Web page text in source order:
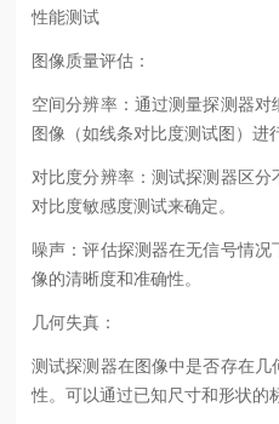
性能测试
图像质量评估：
空间分辨率：通过测量探测器
图像（如线条对比度测试图）进
对比度分辨率：测试探测器区
对比度敏感度测试来确定。
噪声：评估探测器在无信号情
像的清晰度和准确性。
几何失真：
测试探测器在图像中是否存在
性。可以通过已知尺寸和形状的